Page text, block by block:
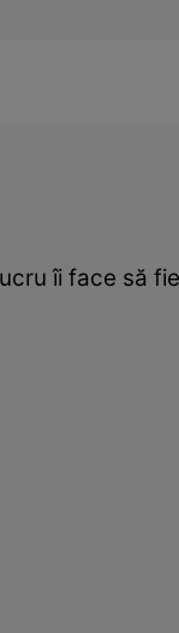
îi face să